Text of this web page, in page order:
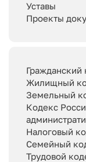
Уставы
Проекты
Жилищный
Земельный
Кодекс
Налоговый
Семейный
Трудовой